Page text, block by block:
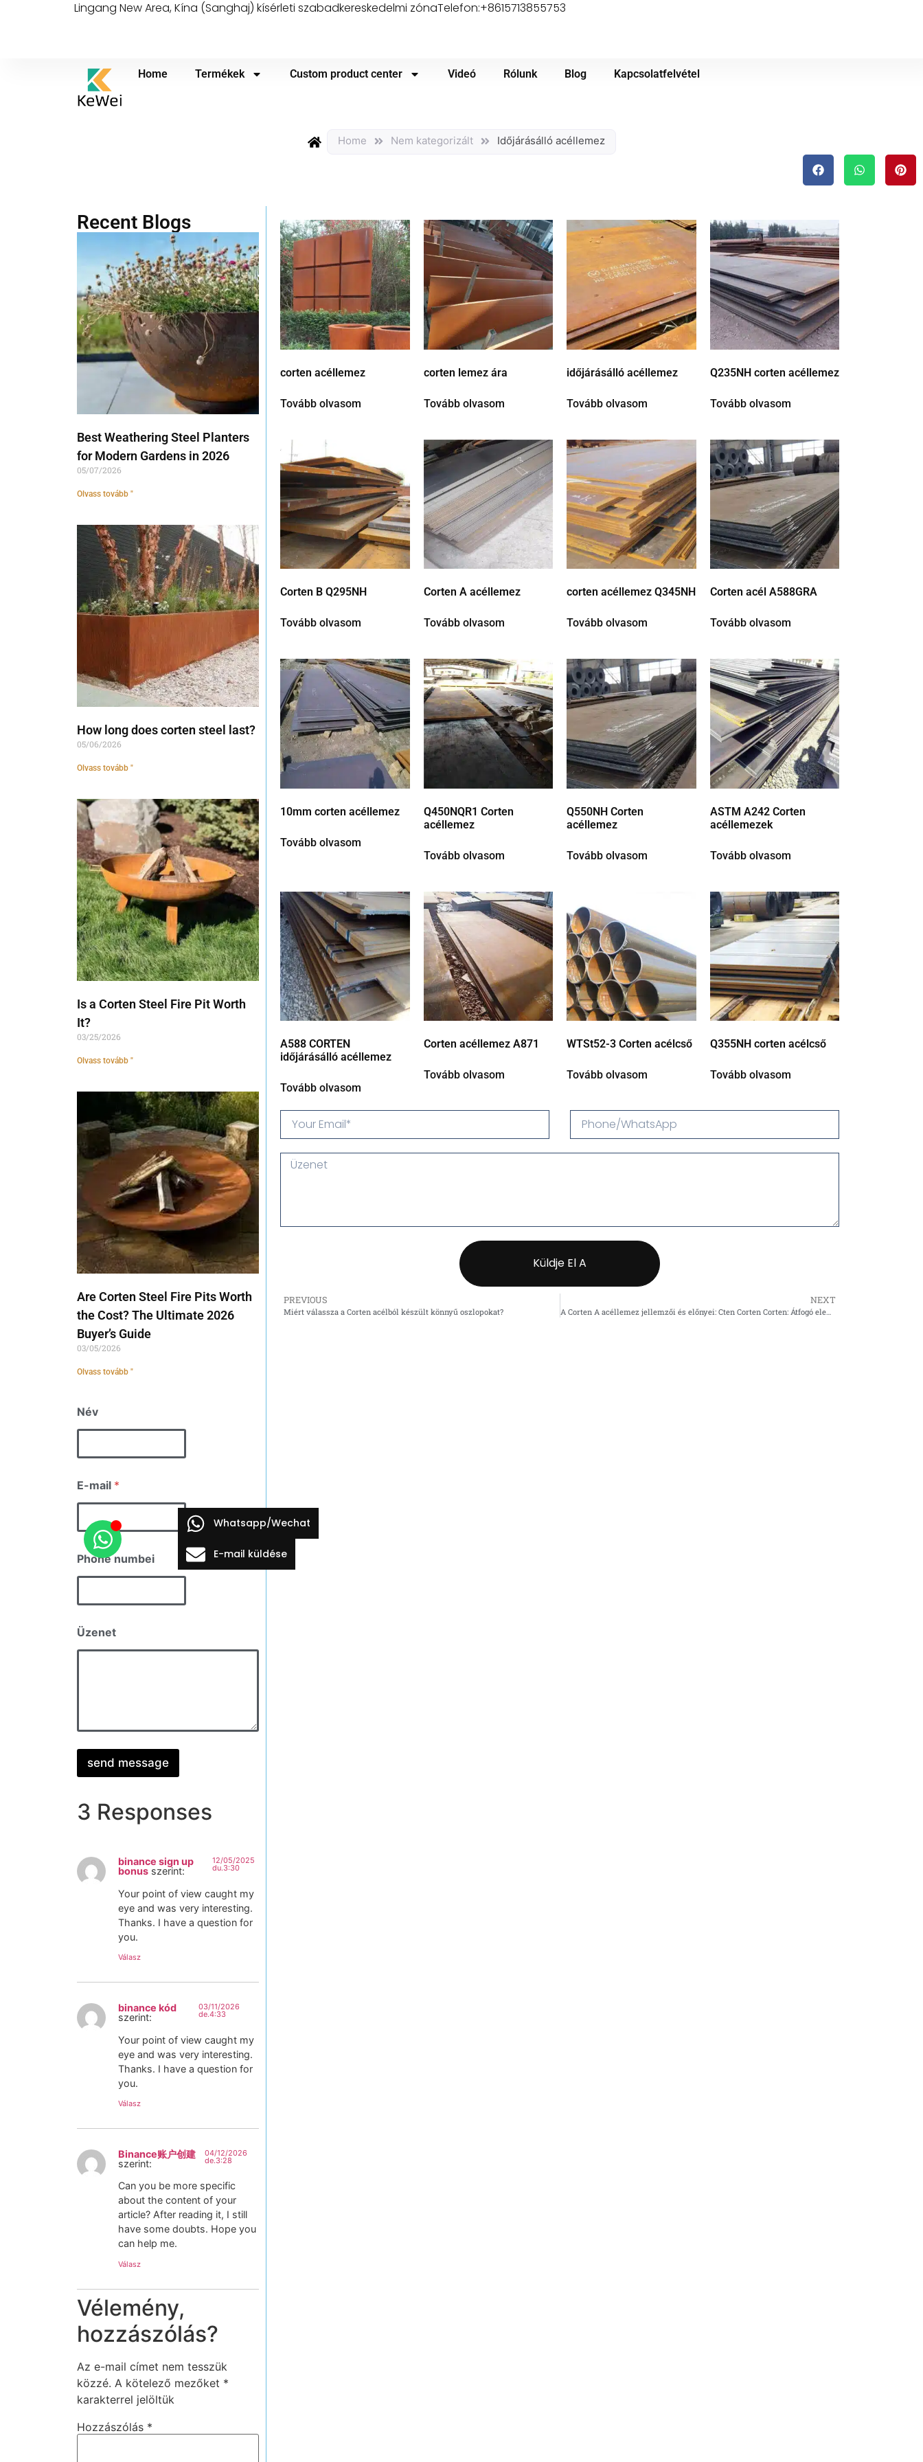
Lingang New Area, Kína (Sanghaj) kísérleti szabadkereskedelmi zónaTelefon:+8615713855753
Home Termékek Custom product center Videó Rólunk Blog Kapcsolatfelvétel
Home Nem kategorizált Időjárásálló acéllemez
Recent Blogs
Best Weathering Steel Planters
for Modern Gardens in 2026
05/07/2026
Olvass tovább "
How long does corten steel last?
05/06/2026
Olvass tovább "
Is a Corten Steel Fire Pit Worth
It?
03/25/2026
Olvass tovább "
Are Corten Steel Fire Pits Worth
the Cost? The Ultimate 2026
Buyer’s Guide
03/05/2026
Olvass tovább "
Név
E-mail *
Phone numbei
m
a
b
i
u
b
e
Üzenet
send message
3 Responses
binance sign up
bonus szerint:
12/05/2025
du.3:30
Your point of view caught my
eye and was very interesting.
Thanks. I have a question for
you.
Válasz
binance kód
szerint:
03/11/2026
de.4:33
Your point of view caught my
eye and was very interesting.
Thanks. I have a question for
you.
Válasz
Binance账户创建
szerint:
04/12/2026
de.3:28
Can you be more specific
about the content of your
article? After reading it, I still
have some doubts. Hope you
can help me.
Válasz
Vélemény,
hozzászólás?
Az e-mail címet nem tesszük
közzé. A kötelező mezőket *
karakterrel jelöltük
Hozzászólás *
corten acéllemez
Tovább olvasom
corten lemez ára
Tovább olvasom
időjárásálló acéllemez
Tovább olvasom
Q235NH corten acéllemez
Tovább olvasom
Corten B Q295NH
Tovább olvasom
Corten A acéllemez
Tovább olvasom
corten acéllemez Q345NH
Tovább olvasom
Corten acél A588GRA
Tovább olvasom
10mm corten acéllemez
Tovább olvasom
Q450NQR1 Corten
acéllemez
Tovább olvasom
Q550NH Corten
acéllemez
Tovább olvasom
ASTM A242 Corten
acéllemezek
Tovább olvasom
A588 CORTEN
időjárásálló acéllemez
Tovább olvasom
Corten acéllemez A871
Tovább olvasom
WTSt52-3 Corten acélcső
Tovább olvasom
Q355NH corten acélcső
Tovább olvasom
Küldje El A
PREVIOUS
Miért válassza a Corten acélból készült könnyű oszlopokat?
NEXT
A Corten A acéllemez jellemzői és előnyei: Cten Corten Corten: Átfogó elemzés
Whatsapp/Wechat
E-mail küldése